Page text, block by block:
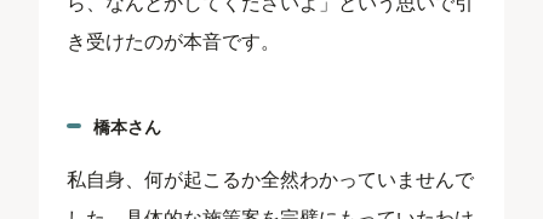
き受けたのが本音です。
橋本さん
私自身、何が起こるか全然わかっていませんで